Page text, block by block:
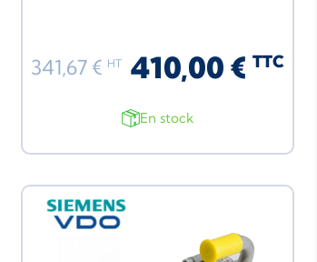
341,67 € HT 410,00 € TTC
En stock